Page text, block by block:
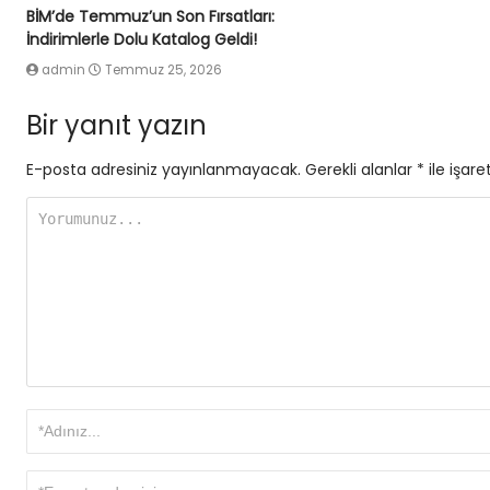
BİM’de Temmuz’un Son Fırsatları:
İndirimlerle Dolu Katalog Geldi!
admin Temmuz 25, 2026
Bir yanıt yazın
E-posta adresiniz yayınlanmayacak. Gerekli alanlar * ile